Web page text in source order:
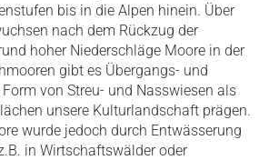
bis in die Alpen hinein. Über
nach dem Rückzug der
hoher Niederschläge Moore in der
gibt es Übergangs- und
von Streu- und Nasswiesen als
unsere Kulturlandschaft prägen.
wurde jedoch durch Entwässerung
in Wirtschaftswälder oder